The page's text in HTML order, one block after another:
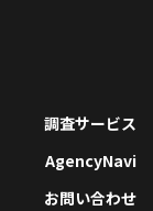
調査サービス
AgencyNavi
お問い合わせ